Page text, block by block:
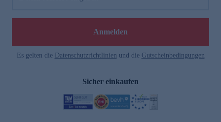
Anmelden
Es gelten die Datenschutzrichtlinien und die Gutscheinbedingungen
Sicher einkaufen